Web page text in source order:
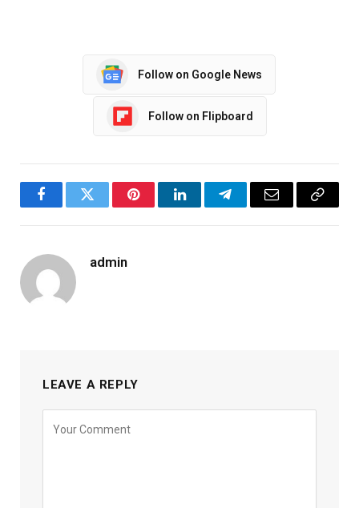
Follow on Google News
Follow on Flipboard
FacebookTwitter PinterestLinkedInTelegramEmail
Copy
admin
LEAVE A REPLY